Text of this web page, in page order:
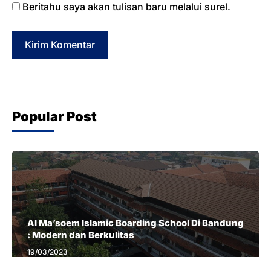
Beritahu saya akan tulisan baru melalui surel.
Popular Post
Al Ma’soem Islamic Boarding School Di Bandung
: Modern dan Berkulitas
19/03/2023